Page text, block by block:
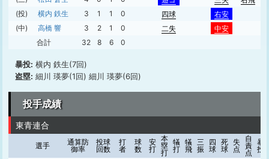
(投)
横内 鉄生 3 1 1 0 四球 右安
(中)
高橋 響 3 2 1 0 二失 中安
合計
32 8 6 0
暴投: 横内 鉄生(7回)
盗塁: 細川 瑛夢(1回) 細川 瑛夢(6回)
投手成績
東青連合
選手
通算防
御率
投球
回数
打
者
球
数
安
打
本
塁
打
犠
打
犠
飛
三
振
四
球
死
球
失
点
自
責
点
暴
投